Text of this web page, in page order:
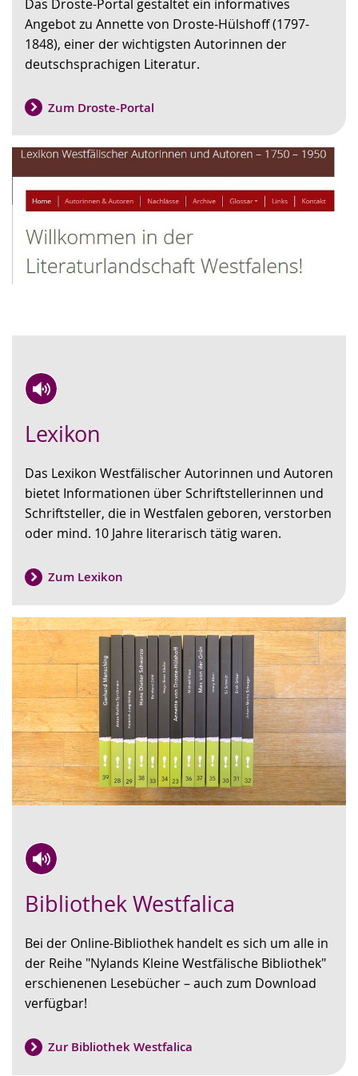
wechseln.
Deutscher
Gebärdensprache
wird
angezeigt.
Das Droste-Portal gestaltet ein informatives
Angebot zu Annette von Droste-Hülshoff (1797-
1848), einer der wichtigsten Autorinnen der
deutschsprachigen Literatur.
Zum Droste-Portal
Lexikon
Leichten
wechseln.
Audio-
Video
Deutscher
Gebärdensprache
wird
angezeigt.
Das Lexikon Westfälischer Autorinnen und Autoren
bietet Informationen über Schriftstellerinnen und
Schriftsteller, die in Westfalen geboren, verstorben
oder mind. 10 Jahre literarisch tätig waren.
Zum Lexikon
Bibliothek Westfalica
Leichten
wechseln.
Audio-
Video
Deutscher
Gebärdensprache
wird
angezeigt.
Bei der Online-Bibliothek handelt es sich um alle in
der Reihe "Nylands Kleine Westfälische Bibliothek"
erschienenen Lesebücher – auch zum Download
verfügbar!
Zur Bibliothek Westfalica